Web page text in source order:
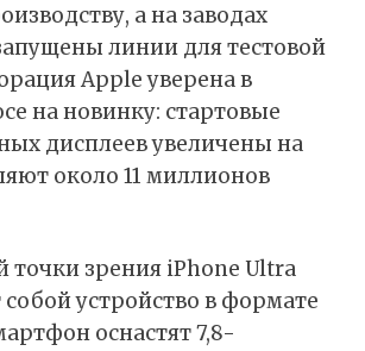
а на заводах
линии для тестовой
Apple уверена в
на новинку: стартовые
дисплеев увеличены на
около 11 миллионов
точки зрения iPhone Ultra
собой устройство в формате
оснастят 7,8-